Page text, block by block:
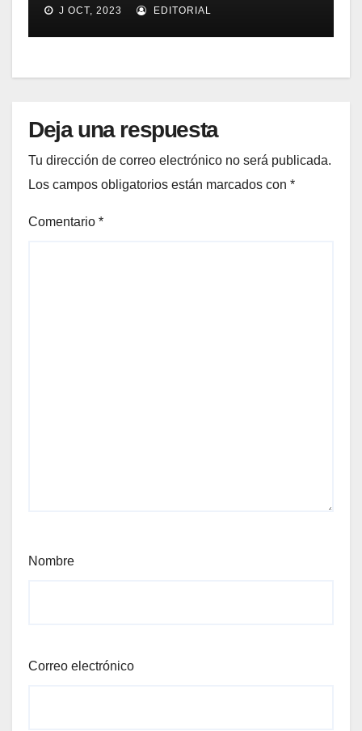
J OCT, 2023 EDITORIAL
Deja una respuesta
Tu dirección de correo electrónico no será publicada.
Los campos obligatorios están marcados con *
Comentario *
Nombre
Correo electrónico